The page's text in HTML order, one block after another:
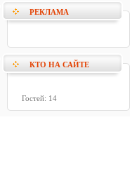
РЕКЛАМА
КТО НА САЙТЕ
Гостей: 14